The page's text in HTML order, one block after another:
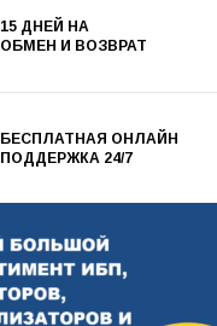
15 ДНЕЙ НА
ОБМЕН И ВОЗВРАТ
БЕСПЛАТНАЯ ОНЛАЙН
ПОДДЕРЖКА 24/7